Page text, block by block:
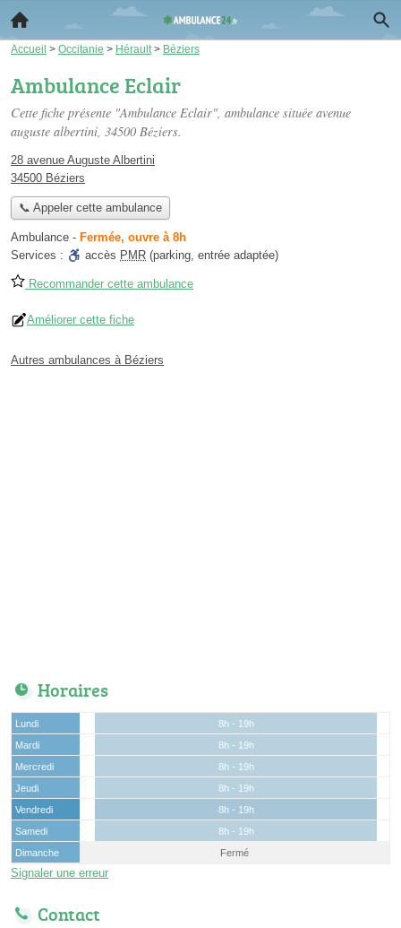
Accueil > Occitanie > Hérault > Béziers
Ambulance Eclair
Cette fiche présente "Ambulance Eclair", ambulance située avenue
auguste albertini, 34500 Béziers.
28 avenue Auguste Albertini
34500 Béziers
📞 Appeler cette ambulance
Ambulance - Fermée, ouvre à 8h
Services :
accès PMR (parking, entrée adaptée)
Recommander cette ambulance
Améliorer cette fiche
Autres ambulances à Béziers
Horaires
Lundi
8h - 19h
Mardi
8h - 19h
Mercredi
8h - 19h
Jeudi
8h - 19h
Vendredi
8h - 19h
Samedi
8h - 19h
Dimanche
Fermé
Signaler une erreur
Contact